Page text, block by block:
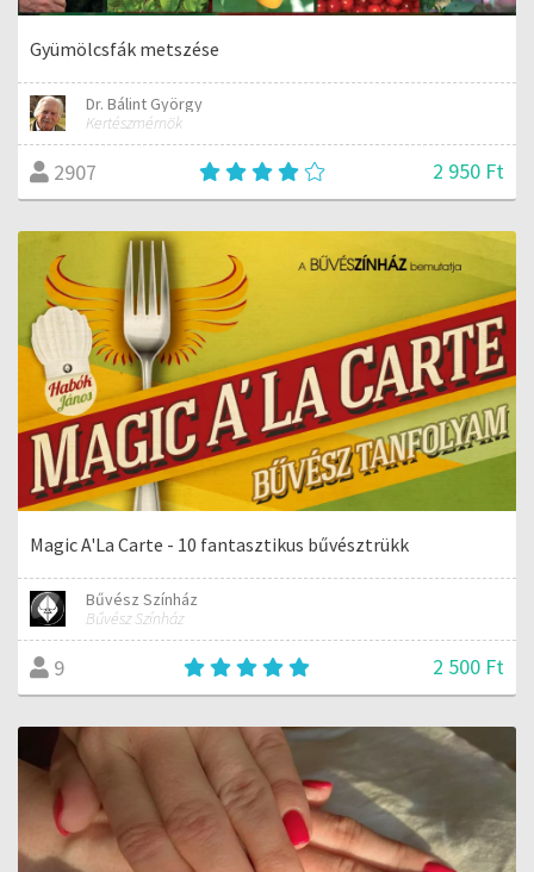
Gyümölcsfák metszése
Dr. Bálint György
Kertészmérnök
2907 2 950 Ft
Magic A'La Carte - 10 fantasztikus bűvésztrükk
Bűvész Színház
Bűvész Színház
9 2 500 Ft